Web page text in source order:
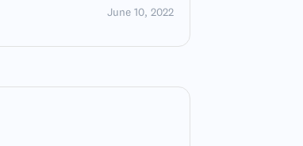
June 10, 2022